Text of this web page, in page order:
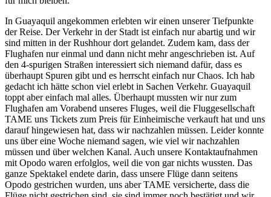
In Guayaquil angekommen erlebten wir einen unserer Tiefpunkte
der Reise. Der Verkehr in der Stadt ist einfach nur abartig und wir
sind mitten in der Rushhour dort gelandet. Zudem kam, dass der
Flughafen nur einmal und dann nicht mehr angeschrieben ist. Auf
den 4-spurigen Straßen interessiert sich niemand dafür, dass es
überhaupt Spuren gibt und es herrscht einfach nur Chaos. Ich hab
gedacht ich hätte schon viel erlebt in Sachen Verkehr. Guayaquil
toppt aber einfach mal alles. Überhaupt mussten wir nur zum
Flughafen am Vorabend unseres Fluges, weil die Fluggesellschaft
TAME uns Tickets zum Preis für Einheimische verkauft hat und uns
darauf hingewiesen hat, dass wir nachzahlen müssen. Leider konnte
uns über eine Woche niemand sagen, wie viel wir nachzahlen
müssen und über welchen Kanal. Auch unsere Kontaktaufnahmen
mit Opodo waren erfolglos, weil die von gar nichts wussten. Das
ganze Spektakel endete darin, dass unsere Flüge dann seitens
Opodo gestrichen wurden, uns aber TAME versicherte, dass die